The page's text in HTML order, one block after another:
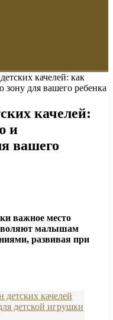
качелей: как
зону для вашего ребенка
качелей:
и
вашего
важное место
малышам
развивая при
качелей
детской игрушки